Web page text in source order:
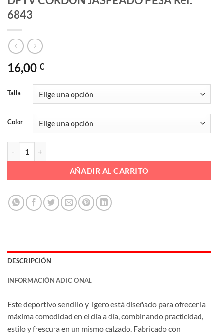
6843
16,00 €
Talla
Color
AÑADIR AL CARRITO
DESCRIPCIÓN
INFORMACIÓN ADICIONAL
Este deportivo sencillo y ligero está diseñado para ofrecer la
máxima comodidad en el día a día, combinando practicidad,
estilo y frescura en un mismo calzado. Fabricado con